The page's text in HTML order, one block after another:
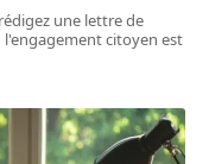
une lettre de
citoyen est